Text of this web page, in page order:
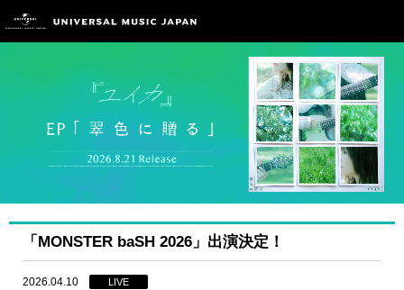
「MONSTER baSH 2026」出演決定！
2026.04.10 LIVE